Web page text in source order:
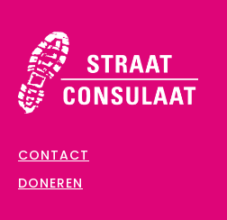
CONTACT
DONEREN